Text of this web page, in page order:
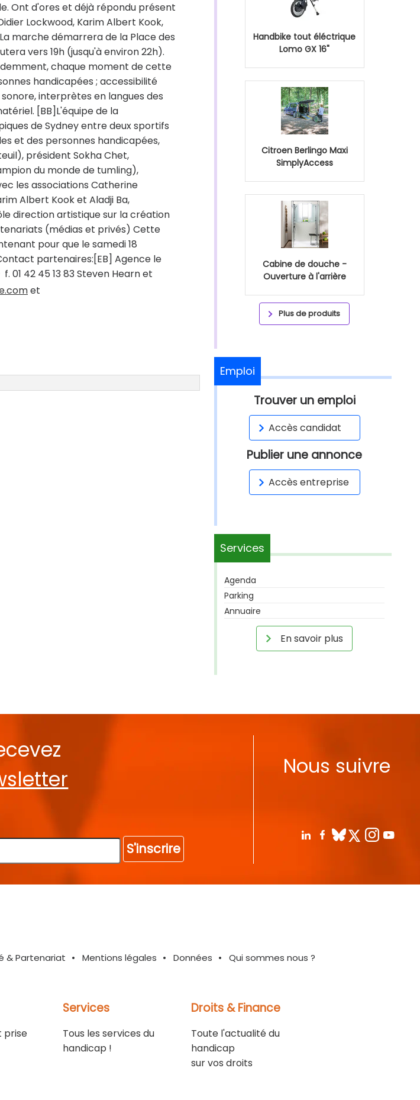
Ont d'ores et déjà répondu présent
Lockwood, Karim Albert Kook,
marche démarrera de la Place des
vers 19h (jusqu'à environ 22h).
chaque moment de cette
handicapées ; accessibilité
interprètes en langues des
[BB]L'équipe de la
de Sydney entre deux sportifs
et des personnes handicapées,
président Sokha Chet,
du monde de tumling),
les associations Catherine
Albert Kook et Aladji Ba,
direction artistique sur la création
(médias et privés) Cette
pour que le samedi 18
partenaires:[EB] Agence le
f. 01 42 45 13 83 Steven Hearn et
et
Handbike tout éléctrique
Lomo GX 16"
Citroen Berlingo Maxi
SimplyAccess
Cabine de douche -
Ouverture à l'arrière
Plus de produits
Emploi
Trouver un emploi
Accès candidat
Publier une annonce
Accès entreprise
Services
Agenda
Parking
Annuaire
En savoir plus
S'inscrire
Nous suivre
& Partenariat Mentions légales Données Qui sommes nous ?
prise
Services
Tous les services du
handicap !
Droits & Finance
Toute l'actualité du
handicap
sur vos droits